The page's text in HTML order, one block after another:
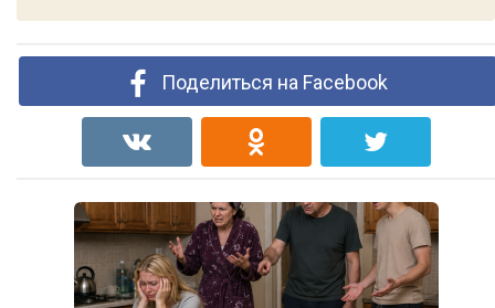
Поделиться на Facebook